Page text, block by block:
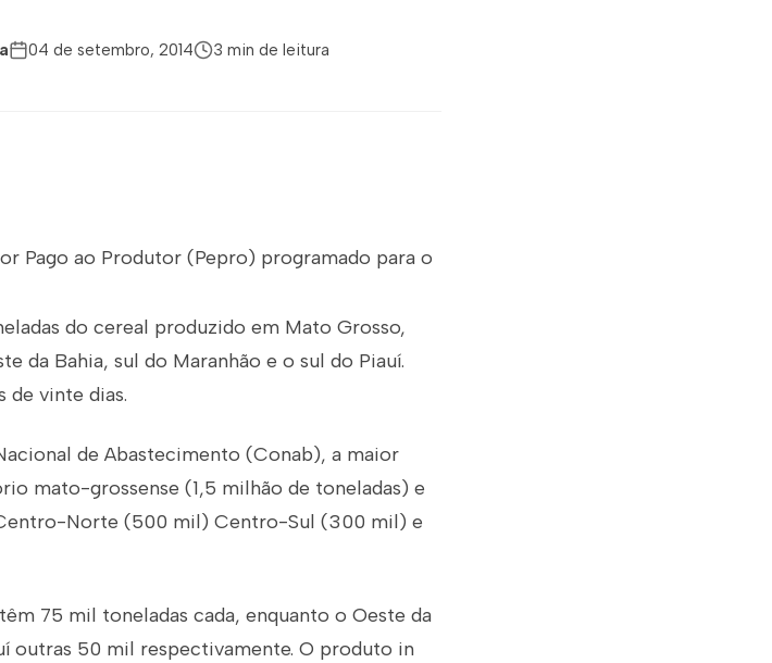
04 de setembro, 2014 3 min de leitura
Pago ao Produtor (Pepro) programado para o
do cereal produzido em Mato Grosso,
da Bahia, sul do Maranhão e o sul do Piauí.
de vinte dias.
de Abastecimento (Conab), a maior
mato-grossense (1,5 milhão de toneladas) e
Norte (500 mil) Centro-Sul (300 mil) e
75 mil toneladas cada, enquanto o Oeste da
outras 50 mil respectivamente. O produto in